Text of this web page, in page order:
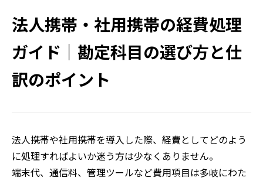
法人携帯・社用携帯の経費処理
ガイド｜勘定科目の選び方と仕
訳のポイント
法人携帯や社用携帯を導入した際、経費としてどのよう
に処理すればよいか迷う方は少なくありません。
端末代、通信料、管理ツールなど費用項目は多岐にわた